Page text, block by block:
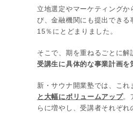
立地選定やマーケティング
び、金融機関にも提出でき
15％にとどまりました。
そこで、期を重ねるごとに
受講生に具体的な事業計画を
新・サウナ開業塾では、これ
と大幅にボリュームアップ。
らに増やし、受講者それぞ